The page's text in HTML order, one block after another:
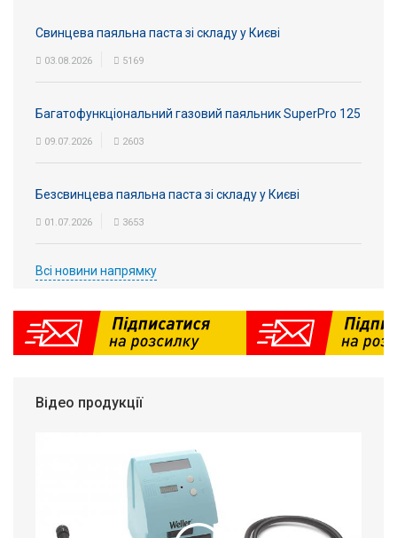
Свинцева паяльна паста зі складу у Києві
03.08.2026 5169
Багатофункціональний газовий паяльник SuperPro 125
09.07.2026 2603
Безсвинцева паяльна паста зі складу у Києві
01.07.2026 3653
Всі новини напрямку
Відео продукції